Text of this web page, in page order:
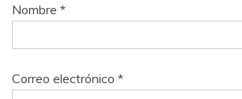
Nombre *
Correo electrónico *